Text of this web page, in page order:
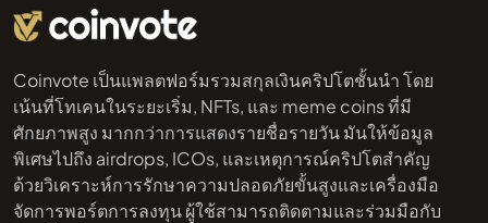
Coinvote เป็นแพลตฟอร์มรวมสกุลเงินคริปโตชั้นนำ โดย
เน้นที่โทเคนในระยะเริ่ม, NFTs, และ meme coins ที่มี
ศักยภาพสูง มากกว่าการแสดงรายชื่อรายวัน มันให้ข้อมูล
พิเศษไปถึง airdrops, ICOs, และเหตุการณ์คริปโตสำคัญ
ด้วยวิเคราะห์การรักษาความปลอดภัยขั้นสูงและเครื่องมือ
จัดการพอร์ตการลงทุน ผู้ใช้สามารถติดตามและร่วมมือกับ